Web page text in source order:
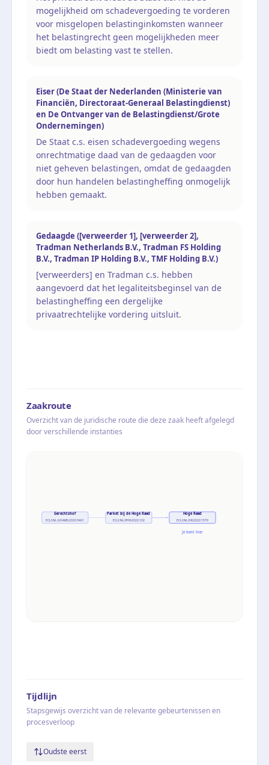
mogelijkheid om schadevergoeding te vorderen
voor misgelopen belastinginkomsten wanneer
het belastingrecht geen mogelijkheden meer
biedt om belasting vast te stellen.
Eiser (De Staat der Nederlanden (Ministerie van
Financiën, Directoraat-Generaal Belastingdienst)
en De Ontvanger van de Belastingdienst/Grote
Ondernemingen)
De Staat c.s. eisen schadevergoeding wegens
onrechtmatige daad van de gedaagden voor
niet geheven belastingen, omdat de gedaagden
door hun handelen belastingheffing onmogelijk
hebben gemaakt.
Gedaagde ([verweerder 1], [verweerder 2],
Tradman Netherlands B.V., Tradman FS Holding
B.V., Tradman IP Holding B.V., TMF Holding B.V.)
[verweerders] en Tradman c.s. hebben
aangevoerd dat het legaliteitsbeginsel van de
belastingheffing een dergelijke
privaatrechtelijke vordering uitsluit.
Zaakroute
Overzicht van de juridische route die deze zaak heeft afgelegd
door verschillende instanties
Gerechtshof
ECLI:NL:GHAMS:2020:3461
Parket bij de Hoge Raad
ECLI:NL:PHR:2022:102
Hoge Raad
ECLI:NL:HR:2022:1579
Je bent hier
Tijdlijn
Stapsgewijs overzicht van de relevante gebeurtenissen en
procesverloop
Oudste eerst